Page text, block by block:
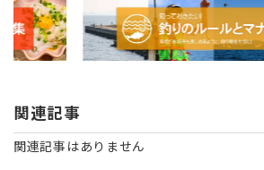
関連記事
関連記事はありません